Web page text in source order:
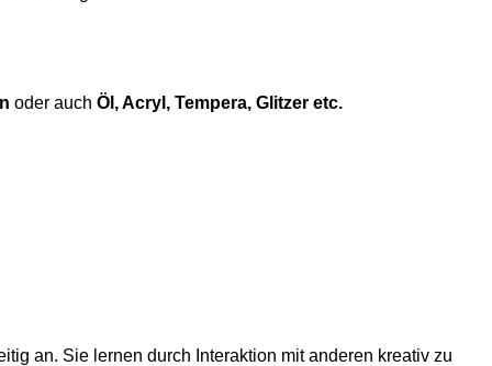
oder auch Öl, Acryl, Tempera, Glitzer etc.
an. Sie lernen durch Interaktion mit anderen kreativ zu